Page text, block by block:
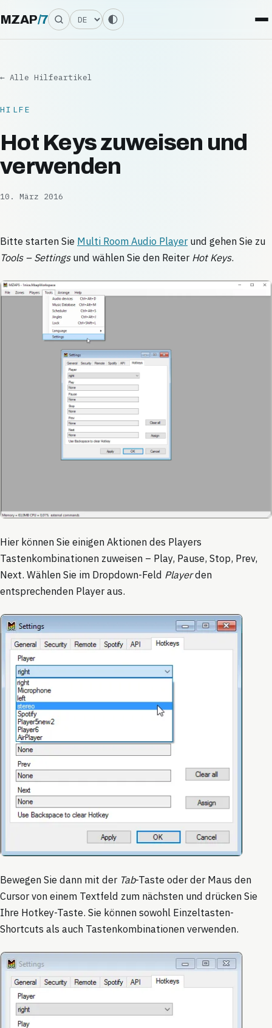
MZAP/7 Sprache
← Alle Hilfeartikel
HILFE
Hot Keys zuweisen und
verwenden
10. März 2016
Bitte starten Sie Multi Room Audio Playerund gehen Sie zu
Tools – Settingsund wählen Sie den ReiterHot Keys.
Hier können Sie einigen Aktionen des Players
Tastenkombinationen zuweisen – Play, Pause, Stop, Prev,
Next. Wählen Sie im Dropdown-Feld Playerden
entsprechenden Player aus.
Bewegen Sie dann mit der Tab-Taste oder der Maus den
Cursor von einem Textfeld zum nächsten und drücken Sie
Ihre Hotkey-Taste. Sie können sowohl Einzeltasten-
Shortcuts als auch Tastenkombinationen verwenden.